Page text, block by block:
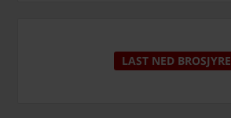
LAST NED BROSJYRE